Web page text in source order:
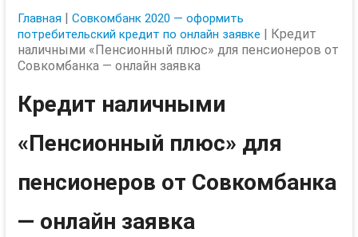
Главная
Совкомбанк 2020 — оформить
потребительский кредит по онлайн заявке
Кредит
наличными «Пенсионный плюс» для пенсионеров от
Совкомбанка — онлайн заявка
Кредит наличными
«Пенсионный плюс» для
пенсионеров от Совкомбанка
— онлайн заявка